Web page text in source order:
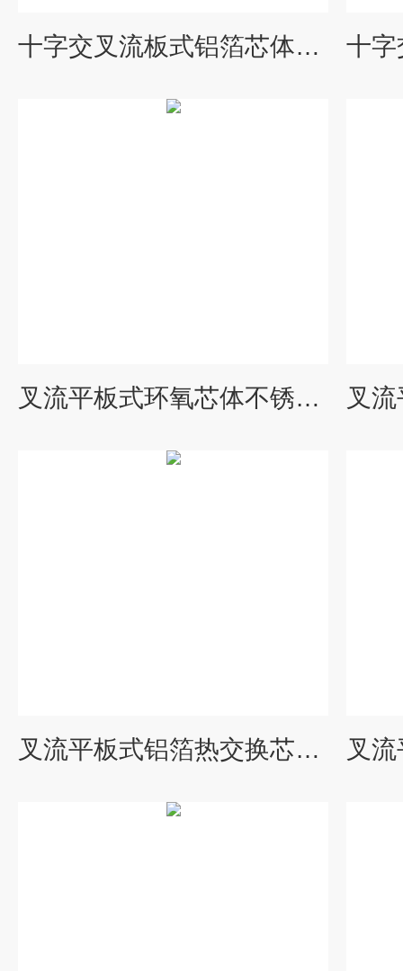
十字交叉流板式铝箔芯体铝箔余热回收器
叉流平板式环氧芯体不锈钢余热回收装置
叉流平板式铝箔热交换芯体铝制能量回收装置